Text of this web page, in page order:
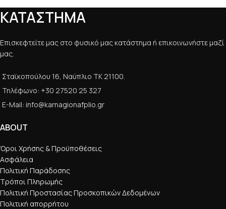
ΚΑΤΑΣΤΗΜΑ
Επισκεφτείτε μας στο φυσικό μας κατάστημα ή επικοινωνήστε μαζί
μας.
Σταϊκοπούλου 16, Ναύπλιο ΤΚ 21100.
Τηλέφωνο: +30 27520 25 327
E-Mail: info@karnagionafplio.gr
ABOUT
Όροι Χρήσης & Προϋποθέσεις
Ασφάλεια
Πολιτική Παράδοσης
Τρόποι Πληρωμής
Πολιτική Προστασίας Προσκοπικών Δεδομένων
Πολιτική απορρήτου